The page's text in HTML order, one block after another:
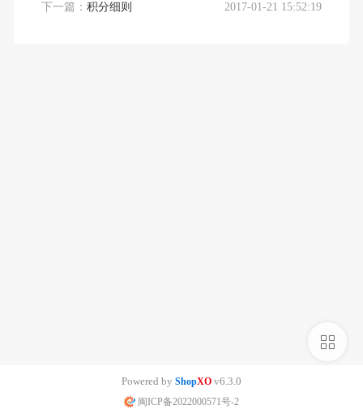
下一篇： 积分细则 2017-01-21 15:52:19
Powered by ShopXO v6.3.0
闽ICP备2022000571号-2